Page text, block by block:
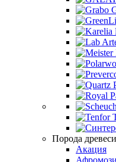
Порода
Акация